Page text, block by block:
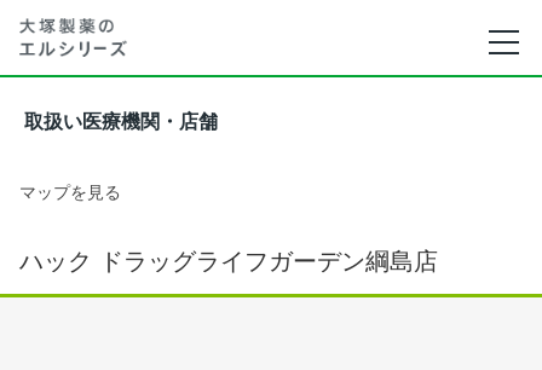
取扱い医療機関・店舗
マップを見る
ハック ドラッグライフガーデン綱島店